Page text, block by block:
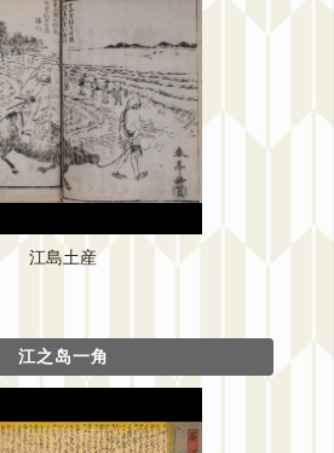
江島土産
江之岛一角